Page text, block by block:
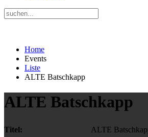
Home
Events
Liste
ALTE Batschkapp
ALTE Batschkapp
Titel:
ALTE